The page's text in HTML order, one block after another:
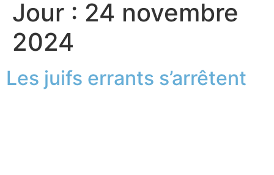
Jour : 24 novembre
2024
Les juifs errants s’arrêtent